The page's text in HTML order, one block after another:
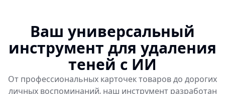
Ваш универсальный
инструмент для удаления
теней с ИИ
От профессиональных карточек товаров до дорогих
личных воспоминаний, наш инструмент разработан